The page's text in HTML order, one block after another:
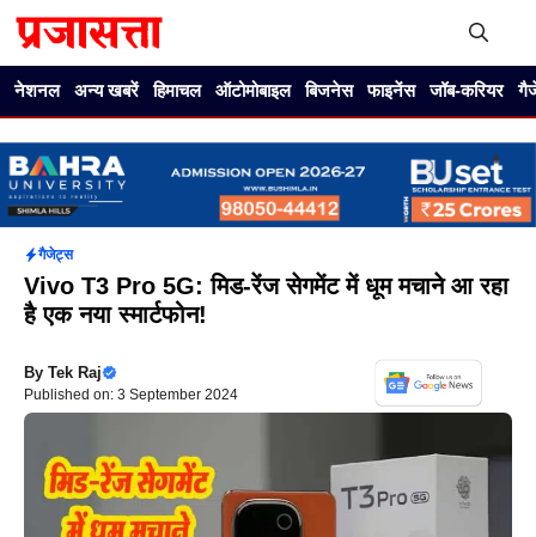
नेशनल अन्य खबरें हिमाचल ऑटोमोबाइल बिजनेस फाइनेंस जॉब-करियर
गैजेट्स
Vivo T3 Pro 5G: मिड-रेंज सेगमेंट में धूम मचाने आ रहा
है एक नया स्मार्टफोन!
By Tek Raj
Published on: 3 September 2024